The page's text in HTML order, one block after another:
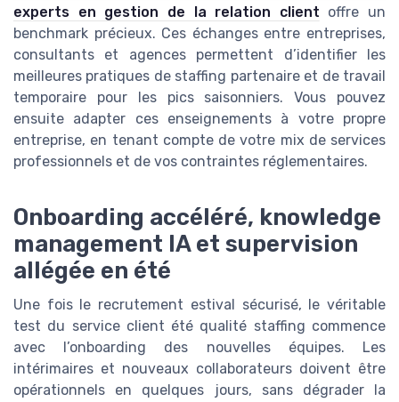
experts en gestion de la relation client offre un
benchmark précieux. Ces échanges entre entreprises,
consultants et agences permettent d’identifier les
meilleures pratiques de staffing partenaire et de travail
temporaire pour les pics saisonniers. Vous pouvez
ensuite adapter ces enseignements à votre propre
entreprise, en tenant compte de votre mix de services
professionnels et de vos contraintes réglementaires.
Onboarding accéléré, knowledge
management IA et supervision
allégée en été
Une fois le recrutement estival sécurisé, le véritable
test du service client été qualité staffing commence
avec l’onboarding des nouvelles équipes. Les
intérimaires et nouveaux collaborateurs doivent être
opérationnels en quelques jours, sans dégrader la